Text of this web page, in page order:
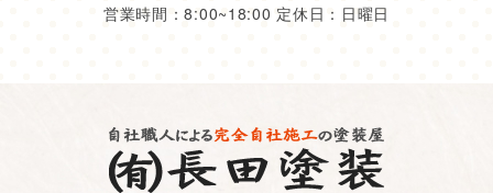
営業時間：8:00~18:00 定休日：日曜日